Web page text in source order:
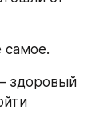
здоровый